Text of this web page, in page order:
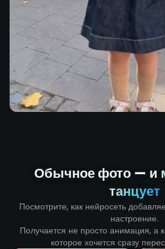
Обычное фото — и
танцует
Посмотрите, как нейросеть
настроение.
Получается не просто анимация, а
которое хочется сразу